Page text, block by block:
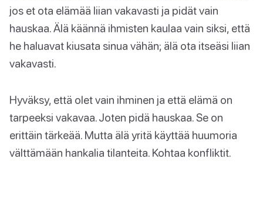
jos et ota elämää liian vakavasti ja pidät vain
hauskaa. Älä käännä ihmisten kaulaa vain siksi, että
he haluavat kiusata sinua vähän; älä ota itseäsi liian
vakavasti.
Hyväksy, että olet vain ihminen ja että elämä on
tarpeeksi vakavaa. Joten pidä hauskaa. Se on
erittäin tärkeää. Mutta älä yritä käyttää huumoria
välttämään hankalia tilanteita. Kohtaa konfliktit.